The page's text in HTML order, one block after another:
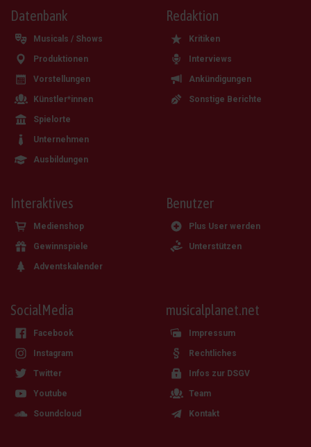
Datenbank
Musicals / Shows
Produktionen
Vorstellungen
Künstler*innen
Spielorte
Unternehmen
Ausbildungen
Redaktion
Kritiken
Interviews
Ankündigungen
Sonstige Berichte
Interaktives
Medienshop
Gewinnspiele
Adventskalender
Benutzer
Plus User werden
Unterstützen
SocialMedia
Facebook
Instagram
Twitter
Youtube
Soundcloud
musicalplanet.net
Impressum
Rechtliches
Infos zur DSGV
Team
Kontakt